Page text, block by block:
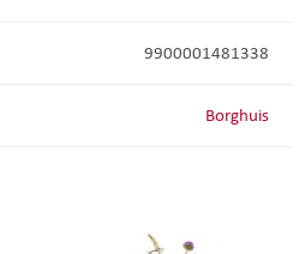
9900001481338
Borghuis